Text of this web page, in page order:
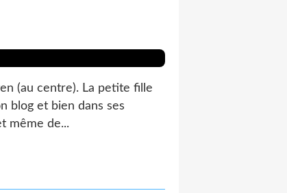
(au centre). La petite fille
blog et bien dans ses
même de...